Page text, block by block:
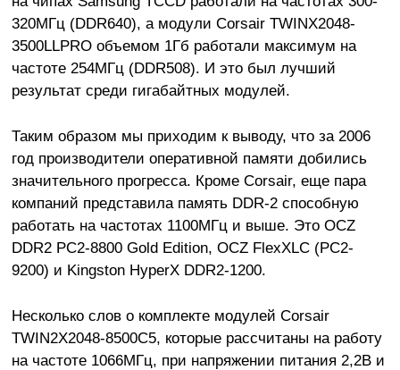
320МГц (DDR640), а модули Corsair TWINX2048-
3500LLPRO объемом 1Гб работали максимум на
частоте 254МГц (DDR508). И это был лучший
результат среди гигабайтных модулей.
Таким образом мы приходим к выводу, что за 2006
год производители оперативной памяти добились
значительного прогресса. Кроме Corsair, еще пара
компаний представила память DDR-2 способную
работать на частотах 1100МГц и выше. Это OCZ
DDR2 PC2-8800 Gold Edition, OCZ FlexXLC (PC2-
9200) и Kingston HyperX DDR2-1200.
Несколько слов о комплекте модулей Corsair
TWIN2X2048-8500C5, которые рассчитаны на работу
на частоте 1066МГц, при напряжении питания 2,2В и